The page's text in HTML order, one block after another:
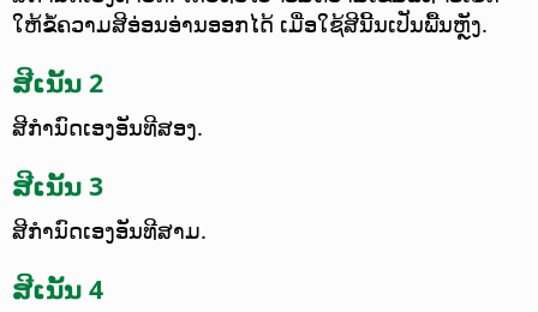
ໃຫ້ຂໍ້ຄວາມສີອ່ອນອ່ານອອກໄດ້ ເມື່ອໃຊ້ສີນີ້ນເປັນພື້ນຫຼັງ.
ສີເນັ້ນ 2
ສີກຳນົດເອງອັນທີສອງ.
ສີເນັ້ນ 3
ສີກຳນົດເອງອັນທີສາມ.
ສີເນັ້ນ 4